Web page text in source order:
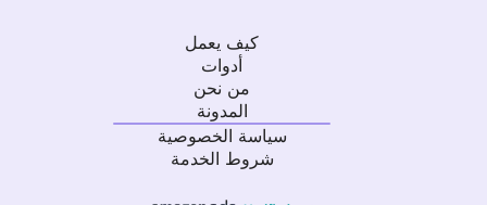
كيف يعمل
من نحن
سياسة الخصوصية
شروط الخدمة